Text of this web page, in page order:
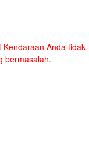
Anda tidak
bermasalah.